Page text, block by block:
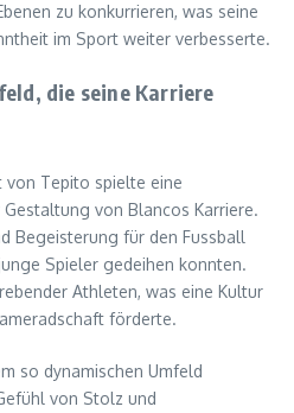
zu konkurrieren, was seine
im Sport weiter verbesserte.
die seine Karriere
von Tepito spielte eine
von Blancos Karriere.
Begeisterung für den Fussball
Spieler gedeihen konnten.
Athleten, was eine Kultur
förderte.
so dynamischen Umfeld
von Stolz und